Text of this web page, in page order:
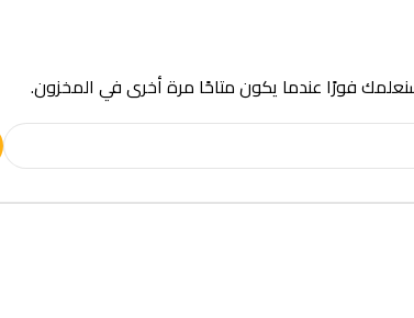
فورًا عندما يكون متاحًا مرة أخرى في المخزون.